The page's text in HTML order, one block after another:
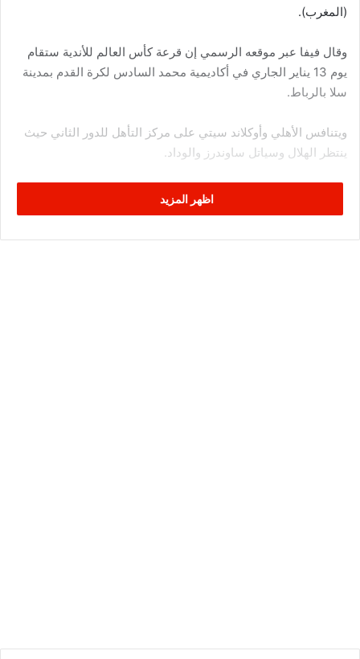
(المغرب).
وقال فيفا عبر موقعه الرسمي إن قرعة كأس العالم للأندية ستقام
يوم 13 يناير الجاري في أكاديمية محمد السادس لكرة القدم بمدينة
سلا بالرباط.
ويتنافس الأهلي وأوكلاند سيتي على مركز التأهل للدور الثاني حيث
ينتظر الهلال وسياتل ساوندرز والوداد.
وسيتأهل الفائزون في مباراتي الدور الثاني إلى نصف النهائي إلى
جانب فلامينجو وريال مدريد.
اظهر المزيد